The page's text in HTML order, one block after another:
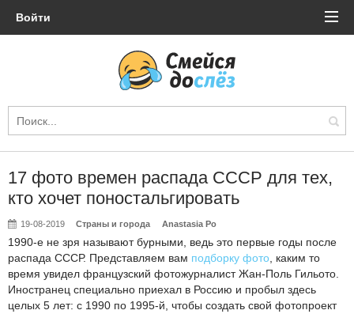
Войти
17 фото времен распада СССР для тех,
кто хочет поностальгировать
19-08-2019 Страны и города Anastasia Po
1990-е не зря называют бурными, ведь это первые годы после
распада СССР. Представляем вам подборку фото , каким то
время увидел французский фотожурналист Жан-Поль Гильото.
Иностранец специально приехал в Россию и пробыл здесь
целых 5 лет: с 1990 по 1995-й, чтобы создать свой фотопроект